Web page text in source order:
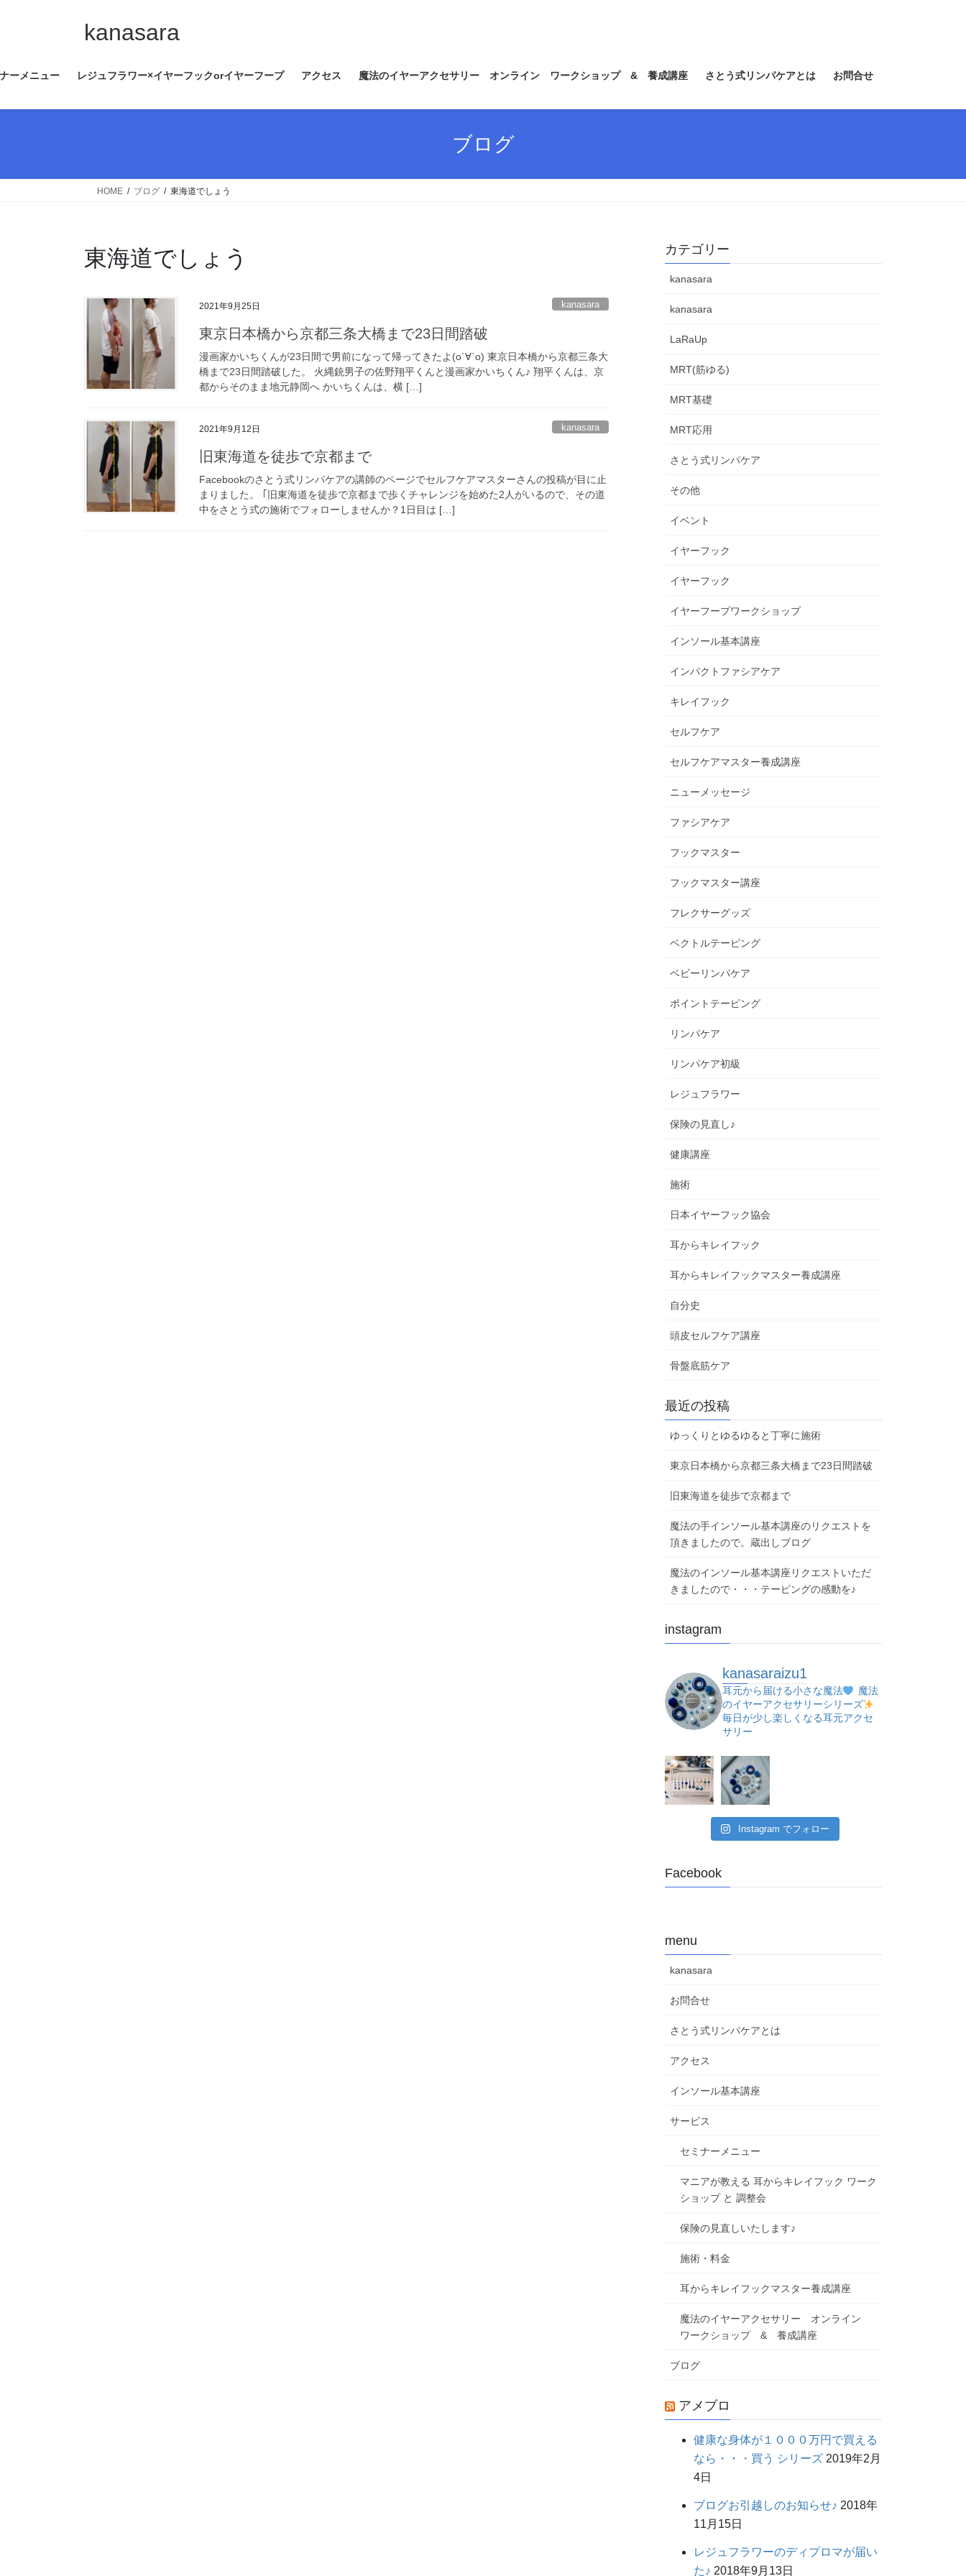
ツ
ス
シ
ン
kanasara
ーメニュー レジュフラワー×イヤーフックorイヤーフープ アクセス 魔法のイヤーアクセサリー オンライン ワークショップ & 養成講座 さとう式リンパケアとは お問合せ
ブログ
HOME ブログ 東海道でしょう
東海道でしょう
2021年9月25日 kanasara
東京日本橋から京都三条大橋まで23日間踏破
漫画家かいちくんが23日間で男前になって帰ってきたよ(о´∀`о) 東京日本橋から京都三条大
橋まで23日間踏破した。 火縄銃男子の佐野翔平くんと漫画家かいちくん♪ 翔平くんは、京
都からそのまま地元静岡へ かいちくんは、横 […]
2021年9月12日 kanasara
旧東海道を徒歩で京都まで
Facebookのさとう式リンパケアの講師のページでセルフケアマスターさんの投稿が目に止
まりました。 ｢旧東海道を徒歩で京都まで歩くチャレンジを始めた2人がいるので、その道
中をさとう式の施術でフォローしませんか？1日目は […]
カテゴリー
kanasara
kanasara
LaRaUp
MRT(筋ゆる)
MRT基礎
MRT応用
さとう式リンパケア
その他
イベント
イヤーフック
イヤーフック
イヤーフープワークショップ
インソール基本講座
インパクトファシアケア
キレイフック
セルフケア
セルフケアマスター養成講座
ニューメッセージ
ファシアケア
フックマスター
フックマスター講座
フレクサーグッズ
ベクトルテーピング
ベビーリンパケア
ポイントテーピング
リンパケア
リンパケア初級
レジュフラワー
保険の見直し♪
健康講座
施術
日本イヤーフック協会
耳からキレイフック
耳からキレイフックマスター養成講座
自分史
頭皮セルフケア講座
骨盤底筋ケア
最近の投稿
ゆっくりとゆるゆると丁寧に施術
東京日本橋から京都三条大橋まで23日間踏破
旧東海道を徒歩で京都まで
魔法の手インソール基本講座のリクエストを
頂きましたので。蔵出しブログ
魔法のインソール基本講座リクエストいただ
きましたので・・・テーピングの感動を♪
instagram
kanasaraizu1
耳元から届ける小さな魔法
魔法
のイヤーアクセサリーシリーズ
毎日が少し楽しくなる耳元アクセ
サリー
Instagram でフォロー
Facebook
menu
kanasara
お問合せ
さとう式リンパケアとは
アクセス
インソール基本講座
サービス
セミナーメニュー
マニアが教える 耳からキレイフック ワーク
ショップ と 調整会
保険の見直しいたします♪
施術・料金
耳からキレイフックマスター養成講座
魔法のイヤーアクセサリー オンライン
ワークショップ & 養成講座
ブログ
アメブロ
健康な身体が１０００万円で買える
なら・・・買う シリーズ 2019年2月
4日
ブログお引越しのお知らせ♪ 2018年
11月15日
レジュフラワーのディプロマが届い
た♪ 2018年9月13日